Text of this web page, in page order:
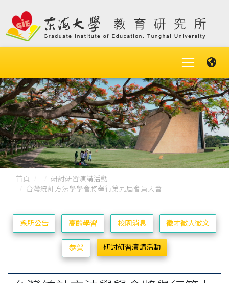
首頁
研討研習演講活動
台灣統計方法學學會將舉行第九屆會員大會....
系所公告 高齡學習 校園消息 徵才徵人徵文
恭賀 研討研習演講活動